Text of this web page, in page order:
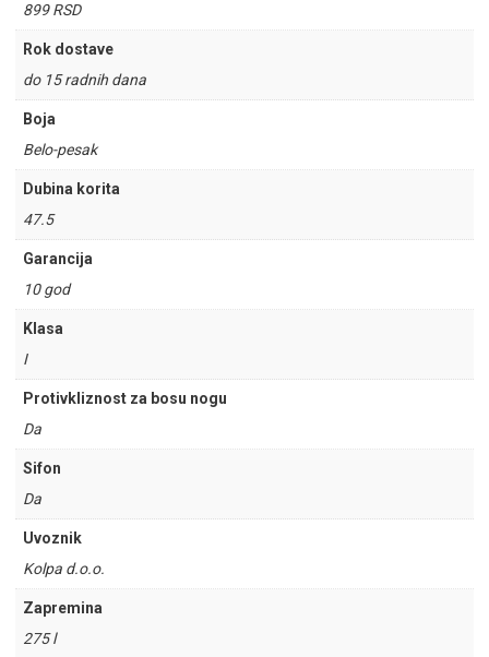
899 RSD
Rok dostave
do 15 radnih dana
Boja
Belo-pesak
Dubina korita
47.5
Garancija
10 god
Klasa
I
Protivkliznost za bosu nogu
Da
Sifon
Da
Uvoznik
Kolpa d.o.o.
Zapremina
275 l